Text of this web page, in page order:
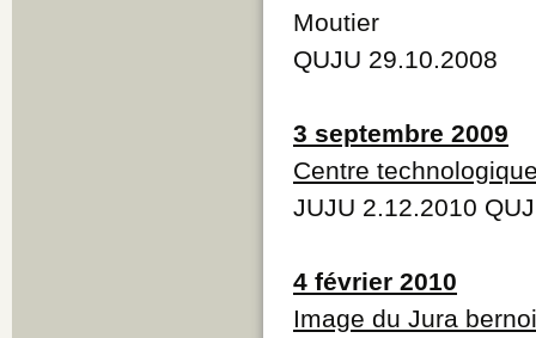
Moutier
QUJU 29.10.2008
3 septembre 2009
Centre
JUJU 2.12.2010
4 février 2010
Image du Jura